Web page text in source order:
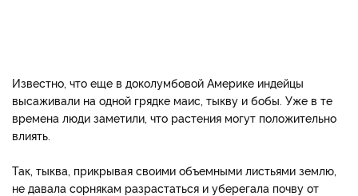
Известно, что еще в доколумбовой Америке индейцы
высаживали на одной грядке маис, тыкву и бобы. Уже в те
времена люди заметили, что растения могут положительно
влиять.
Так, тыква, прикрывая своими объемными листьями землю,
не давала сорнякам разрастаться и уберегала почву от